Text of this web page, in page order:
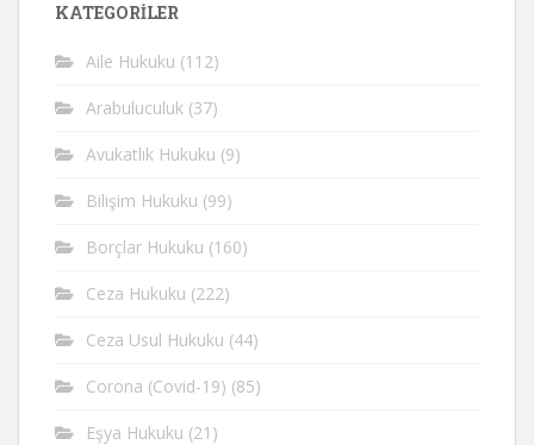
KATEGORİLER
Aile Hukuku (112)
Arabuluculuk (37)
Avukatlık Hukuku (9)
Bilişim Hukuku (99)
Borçlar Hukuku (160)
Ceza Hukuku (222)
Ceza Usul Hukuku (44)
Corona (Covid-19) (85)
Eşya Hukuku (21)